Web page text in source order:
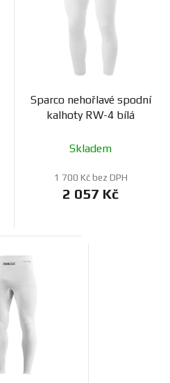
Sparco nehořlavé spodní
kalhoty RW-4 bílá
Skladem
1 700 Kč bez DPH
2 057 Kč